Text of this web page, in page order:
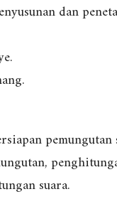
dan
pemungutan
suara.